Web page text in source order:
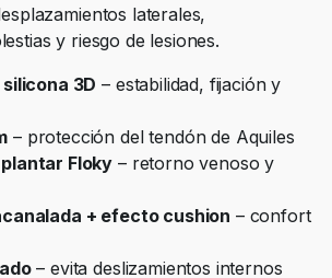
laterales,
y riesgo de lesiones.
3D – estabilidad, fijación y
– protección del tendón de Aquiles
Floky – retorno venoso y
+ efecto cushion – confort
– evita deslizamientos internos